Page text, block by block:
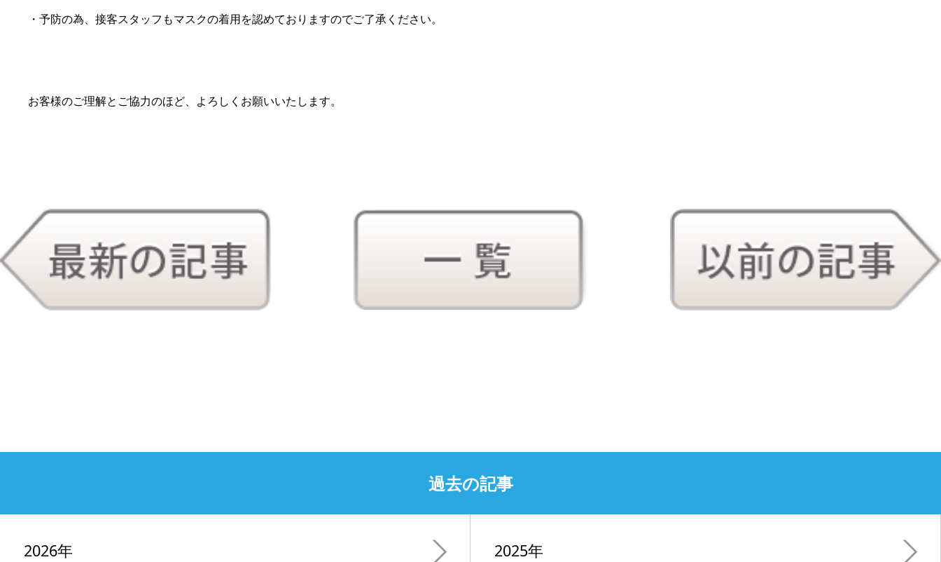
・予防の為、接客スタッフもマスクの着用を認めておりますのでご了承ください。
お客様のご理解とご協力のほど、よろしくお願いいたします。
過去の記事
2026年 2025年